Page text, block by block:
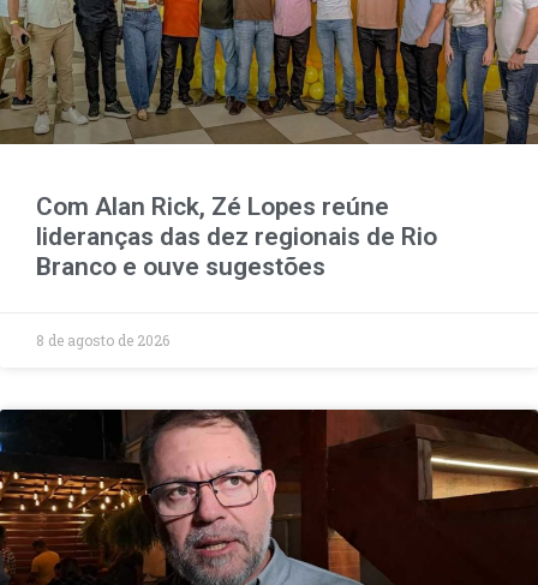
Com Alan Rick, Zé Lopes reúne
lideranças das dez regionais de Rio
Branco e ouve sugestões
8 de agosto de 2026